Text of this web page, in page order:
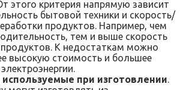
этого критерия напрямую зависит
бытовой техники и скорость/
продуктов. Например, чем
тем и выше скорость
продуктов. К недостаткам можно
высокую стоимость и большее
при изготовлении.